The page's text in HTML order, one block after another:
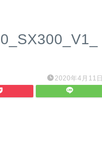
2020年4月11日